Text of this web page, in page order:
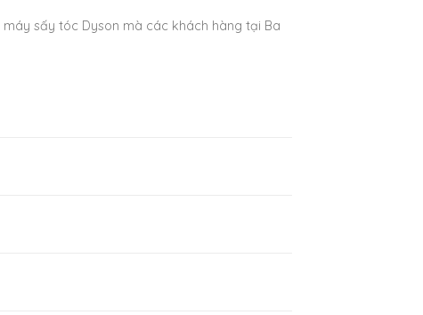
máy sấy tóc Dyson mà các khách hàng tại Ba